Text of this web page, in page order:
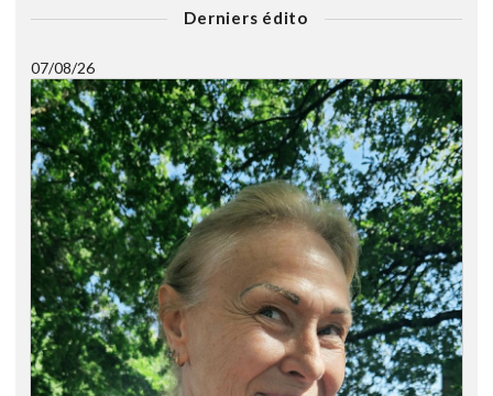
Derniers édito
07/08/26